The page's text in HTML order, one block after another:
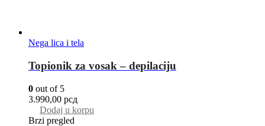
Nega lica i tela
Topionik za vosak – depilaciju
0 out of 5
3.990,00 рсд
Dodaj u korpu
Brzi pregled